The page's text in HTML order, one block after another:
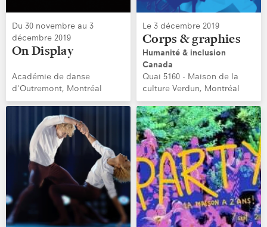
Du 30 novembre au 3
décembre 2019
On Display
Académie de danse
d'Outremont, Montréal
Le 3 décembre 2019
Corps & graphies
Humanité & inclusion
Canada
Quai 5160 - Maison de la
culture Verdun, Montréal